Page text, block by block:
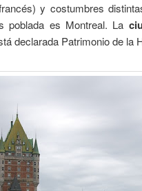
y costumbres
poblada es Montreal. La
declarada Patrimonio de la